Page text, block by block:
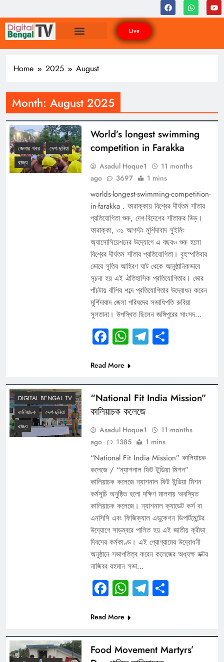
Live
Home 2025 August
Month: August 2025
জেলার খবর
দেশ-দুনিয়া
রাজ্য
World’s longest swimming
competition in Farakka
Asadul Hoque1
11 months
ago
3697 1 mins
worlds-longest-swimming-competition-
in-farakka . ফারাক্কায় বিশ্বের দীর্ঘতম সাঁতার
প্রতিযোগিতা শুরু, দেশ-বিদেশের সাঁতারুর ভিড়।
ফারাক্কা, ৩১ আগস্টঃ মুর্শিদাবাদ সুইমিং
অ্যাসোসিয়েশনের উদ্যোগে এ বছরও শুরু হলো
বিশ্বের দীর্ঘতম সাঁতার প্রতিযোগিতা। বৃহস্পতিবার
ভোরে সুতির আহিরণ ঘাট থেকে আনুষ্ঠানিকভাবে
সূচনা হয় এই ঐতিহাসিক প্রতিযোগিতার। ভোর
পাঁচটায় বাঁশির শব্দে প্রতিযোগিতার উদ্বোধন করেন
মুর্শিদাবাদ জেলা পরিষদের সভাধিপতি রুবিয়া
সুলতানা। উপস্থিত ছিলেন জঙ্গিপুরের সাংসদ…
Facebook
WhatsApp
Telegram
Share
Read More
DIGITAL BENGAL TV
কালিয়াচক
দেশ-দুনিয়া
রাজ্য
“National Fit India Mission”
কালিয়াচক কলেজে
Asadul Hoque1
11 months
ago
1385 1 mins
“National Fit India Mission” কালিয়াচক
কলেজে / “ন্যাশনাল ফিট ইন্ডিয়া মিশন”
কালিয়াচক কলেজে ন্যাশনাল ফিট ইন্ডিয়া মিশন
কর্মসূচি অনুষ্ঠিত হলো দক্ষিণ মালদায় অবস্থিত
কালিয়াচক কলেজে। ন্যাশনাল ক্যাডেট কর্স বা
এনসিসি এবং ফিজিক্যাল এডুকেশন ডিপার্টমেন্টের
উদ্যোগে সাড়ম্বরে পালিত হয় এই জাতীয় ক্রীড়া
দিবসের কর্মকাণ্ড। এই প্রোগ্রামের উদ্বোধনী
অনুষ্ঠানে সভাপতিত্ব করেন কলেজের অধ্যক্ষ ডক্টর
নাজিবর রহমান সভা…
Facebook
WhatsApp
Telegram
Share
Read More
Food Movement Martyrs’